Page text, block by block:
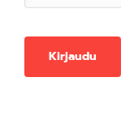
Kirjaudu